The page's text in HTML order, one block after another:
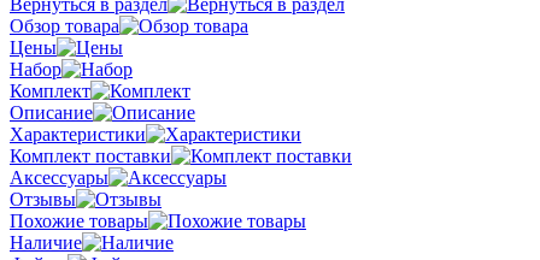
Обзор товара
Цены
Набор
Комплект
Описание
Характеристики
Комплект поставки
Аксессуары
Отзывы
Похожие товары
Наличие